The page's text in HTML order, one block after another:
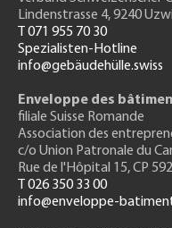
Lindenstrasse 4, 9240
T 071 955 70 30
Spezialisten-Hotline
info@gebäudehülle.swiss
Enveloppe des
filiale Suisse Romande
Association des
c/o Union Patronale du
Rue de l'Hôpital 15, CP
T 026 350 33 00
info@enveloppe-